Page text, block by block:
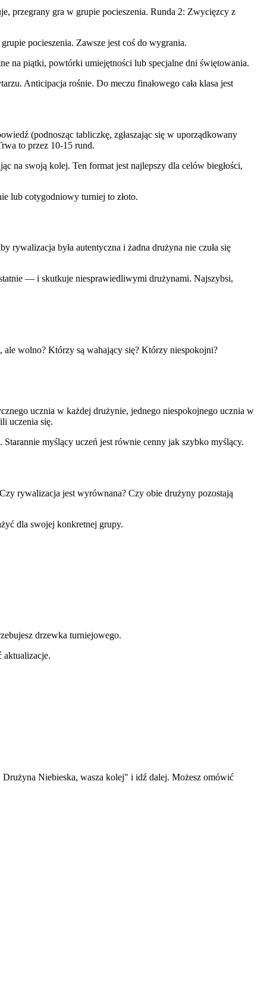
przegrany gra w grupie pocieszenia. Runda 2: Zwycięzcy z
pocieszenia. Zawsze jest coś do wygrania.
na piątki, powtórki umiejętności lub specjalne dni świętowania.
Anticipacja rośnie. Do meczu finałowego cała klasa jest
(podnosząc tabliczkę, zgłaszając się w uporządkowany
to przez 10-15 rund.
na swoją kolej. Ten format jest najlepszy dla celów biegłości,
lub cotygodniowy turniej to złoto.
była autentyczna i żadna drużyna nie czuła się
— i skutkuje niesprawiedliwymi drużynami. Najszybsi,
wolno? Którzy są wahający się? Którzy niespokojni?
ucznia w każdej drużynie, jednego niespokojnego ucznia w
uczenia się.
myślący uczeń jest równie cenny jak szybko myślący.
rywalizacja jest wyrównana? Czy obie drużyny pozostają
dla swojej konkretnej grupy.
drzewka turniejowego.
Drużyna Niebieska, wasza kolej" i idź dalej. Możesz omówić